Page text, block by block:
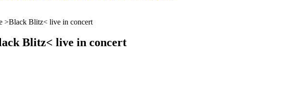
>Black Blitz< live in concert
Blitz< live in concert